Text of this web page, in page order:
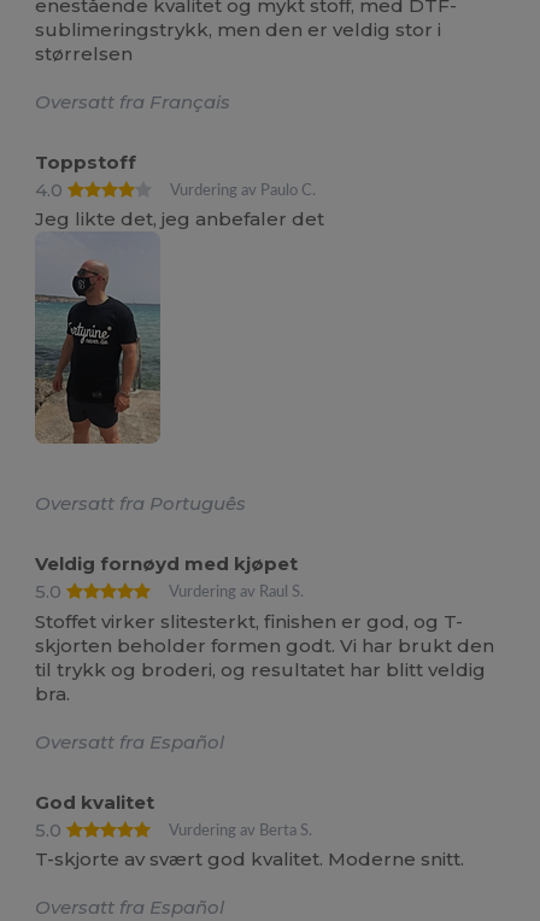
enestående kvalitet og mykt stoff, med DTF-
sublimeringstrykk, men den er veldig stor i
størrelsen
Oversatt fra Français
Toppstoff
4.0
Vurdering av Paulo C.
Jeg likte det, jeg anbefaler det
Oversatt fra Português
Veldig fornøyd med kjøpet
5.0
Vurdering av Raul S.
Stoffet virker slitesterkt, finishen er god, og T-
skjorten beholder formen godt. Vi har brukt den
til trykk og broderi, og resultatet har blitt veldig
bra.
Oversatt fra Español
God kvalitet
5.0
Vurdering av Berta S.
T-skjorte av svært god kvalitet. Moderne snitt.
Oversatt fra Español